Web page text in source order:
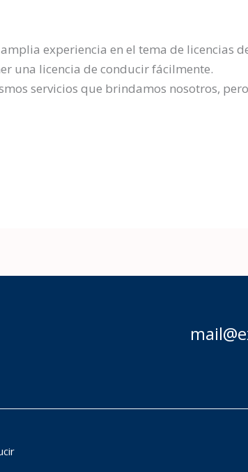
experiencia en el tema de licencias
una licencia de conducir fácilmente.
servicios que brindamos nosotros, pero